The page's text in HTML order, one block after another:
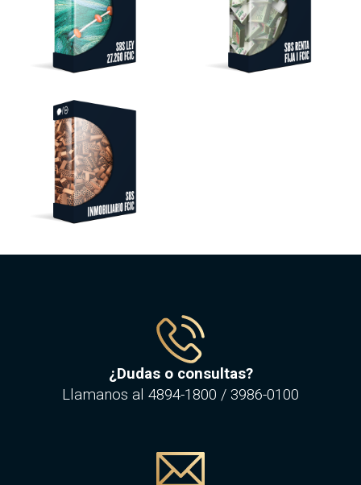
¿Dudas o consultas?
Llamanos al 4894-1800 / 3986-0100